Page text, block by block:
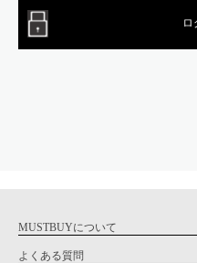
MUSTBUYについて
よくある質問